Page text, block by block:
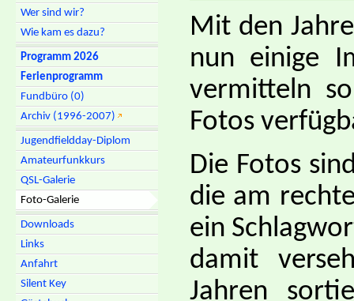
Wer sind wir?
Wie kam es dazu?
Programm 2026
Ferienprogramm
Fundbüro (0)
Archiv (1996-2007)
Jugendfieldday-Diplom
Amateurfunkkurs
QSL-Galerie
Foto-Galerie
Downloads
Links
Anfahrt
Silent Key
Mit den
nun einige
vermitteln
Fotos
Die Fotos
die am
ein
damit
Jahren